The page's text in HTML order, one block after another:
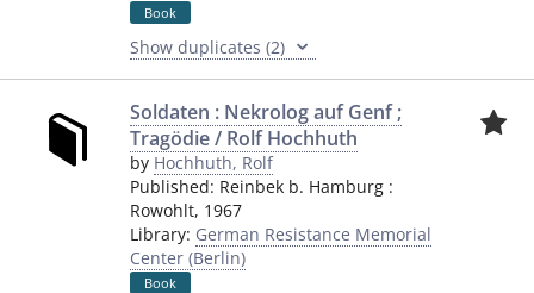
Book
Show duplicates (2)
Soldaten : Nekrolog auf Genf ;
Tragödie / Rolf Hochhuth
by Hochhuth, Rolf
Published: Reinbek b. Hamburg :
Rowohlt, 1967
Library: German Resistance Memorial
Center (Berlin)
Book